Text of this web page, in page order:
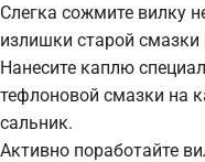
Слегка сожмите вилку
излишки старой смазки
Нанесите каплю
тефлоновой смазки на
сальник.
Активно поработайте